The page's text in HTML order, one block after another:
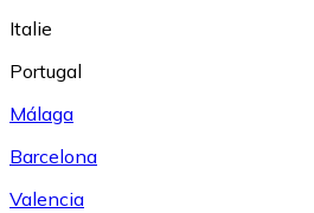
Italie
Portugal
Málaga
Barcelona
Valencia